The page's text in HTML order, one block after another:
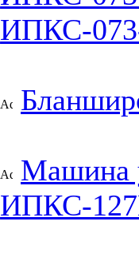
ИПКС-
Машина
ИПКС-